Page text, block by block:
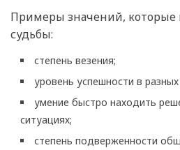
Примеры значений,
судьбы:
степень везения;
уровень успешности в
умение быстро находить
ситуациях;
степень подверженности